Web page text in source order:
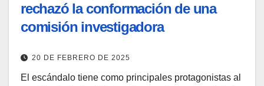
rechazó la conformación de una
comisión investigadora
20 DE FEBRERO DE 2025
El escándalo tiene como principales protagonistas al